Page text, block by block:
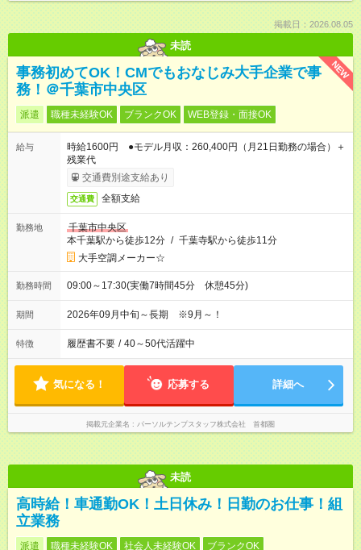
掲載日：2026.08.05
未読
NEW
事務初めてOK！CMでもおなじみ大手企業で事
務！＠千葉市中央区
派遣 職種未経験OK ブランクOK WEB登録・面接OK
給与
時給1600円 ●モデル月収：260,400円（月21日勤務の場合）＋
残業代
交通費別途支給あり
交通費 全額支給
勤務地
千葉市中央区
本千葉駅から徒歩12分 / 千葉寺駅から徒歩11分
大手空調メーカー☆
勤務時間 09:00～17:30(実働7時間45分 休憩45分)
期間 2026年09月中旬～長期 ※9月～！
特徴 履歴書不要 / 40～50代活躍中
気になる！ 応募する 詳細へ
掲載元企業名 パーソルテンプスタッフ株式会社 首都圏
未読
高時給！車通勤OK！土日休み！日勤のお仕事！組
立業務
派遣 職種未経験OK 社会人未経験OK
ブランクOK